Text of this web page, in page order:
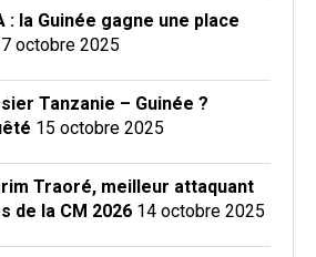
: la Guinée gagne une place
octobre 2025
Tanzanie – Guinée ?
15 octobre 2025
Traoré, meilleur attaquant
de la CM 2026 14 octobre 2025